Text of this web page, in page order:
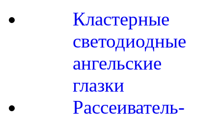
Кластерные
светодиодные
ангельские
глазки
Рассеиватель-